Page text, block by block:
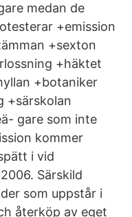
medan de
+emission
+sexton
+häktet
+botaniker
+särskolan
gare som inte
kommer
i vid
Särskild
som uppstår i
återköp av eget